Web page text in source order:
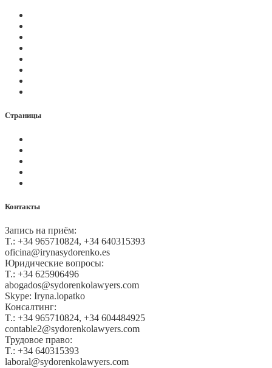
Страницы
Контакты
Запись на приём:
T.: +34 965710824, +34 640315393
oficina@irynasydorenko.es
Юридические вопросы:
T.: +34 625906496
abogados@sydorenkolawyers.com
Skype: Iryna.lopatko
Консалтинг:
T.: +34 965710824, +34 604484925
contable2@sydorenkolawyers.com
Трудовое право:
T.: +34 640315393
laboral@sydorenkolawyers.com